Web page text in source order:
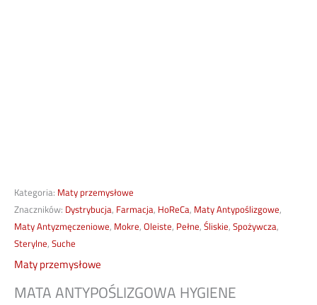
Kategoria: Maty przemysłowe
Znaczników: Dystrybucja, Farmacja, HoReCa, Maty Antypoślizgowe,
Maty Antyzmęczeniowe, Mokre, Oleiste, Pełne, Śliskie, Spożywcza,
Sterylne, Suche
Maty przemysłowe
MATA ANTYPOŚLIZGOWA HYGIENE